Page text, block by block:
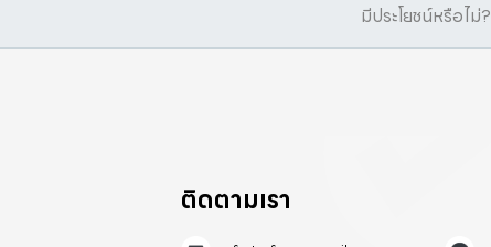
มีประโยชน์หรือไม่?
ติดตามเรา